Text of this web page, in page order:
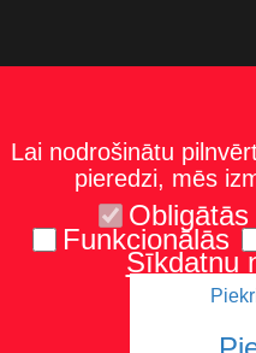
Tel.:
Lai nodrošinātu
pieredzi, mēs
Obligātās
Funkcionālās
Sīkdatņu